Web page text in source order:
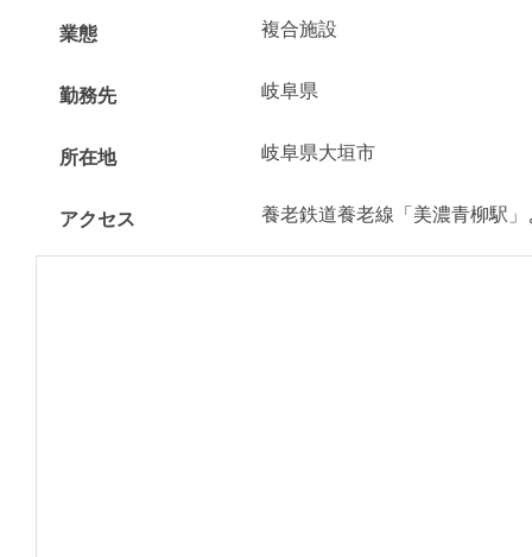
業態 複合施設
勤務先 岐阜県
所在地 岐阜県大垣市
アクセス 養老鉄道養老線「美濃青柳駅